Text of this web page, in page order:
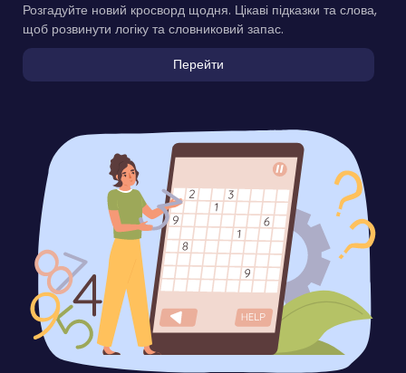
Розгадуйте новий кросворд щодня. Цікаві підказки та слова,
щоб розвинути логіку та словниковий запас.
Перейти